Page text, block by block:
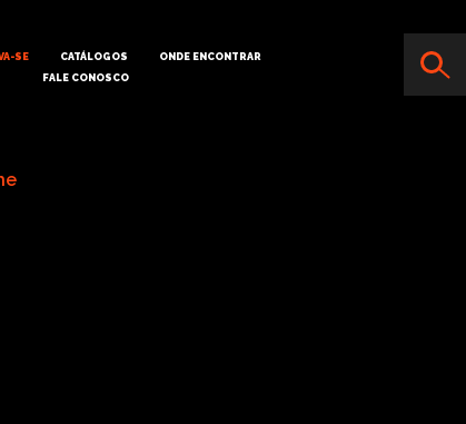
SE CATÁLOGOS
ONDE ENCONTRAR
FALE CONOSCO